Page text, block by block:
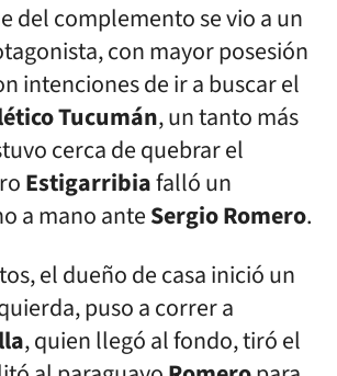
del complemento se vio a un
con mayor posesión
intenciones de ir a buscar el
Tucumán, un tanto más
cerca de quebrar el
Estigarribiafalló un
a mano anteSergio Romero.
el dueño de casa inició un
puso a correr a
, quien llegó al fondo, tiró el